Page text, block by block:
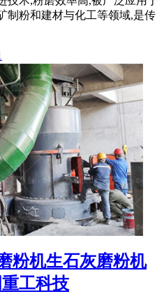
制粉和建材与化工等领域,是传
粉机生石灰磨粉机
工科技